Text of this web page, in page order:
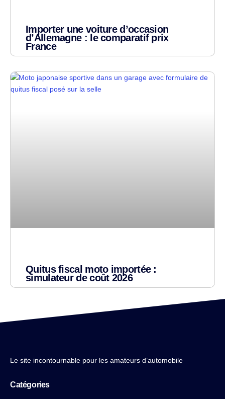
Importer une voiture d’occasion
d’Allemagne : le comparatif prix
France
Quitus fiscal moto importée :
simulateur de coût 2026
Le site incontournable pour les amateurs d’automobile
Catégories